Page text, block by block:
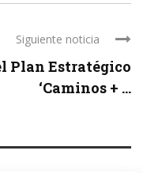
Siguiente noticia
Plan Estratégico
‘Caminos + ...